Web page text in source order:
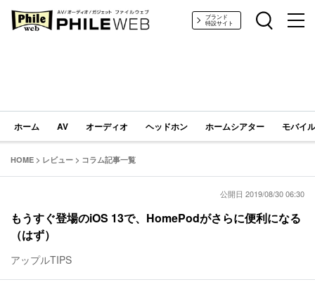
PHILE WEB｜AV/オーディオ/ガジェットブランド
特設サイト
ホーム AV オーディオ ヘッドホン ホームシアター モバイ
HOME > レビュー > コラム記事一覧
公開日 2019/08/30 06:30
もうすぐ登場のiOS 13で、HomePodがさらに便利になる
（はず）
アップルTIPS